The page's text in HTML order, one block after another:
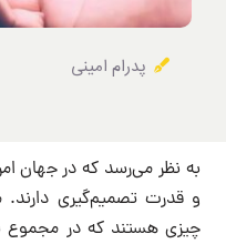
پدرام امینی
به نظر می‌رسد که در جهان
و قدرت تصمیم‌گیری
چیزی هستند که در